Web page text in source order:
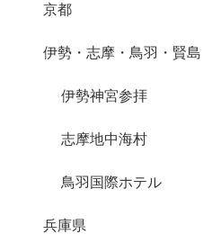
京都
伊勢・志摩・鳥羽・賢島
伊勢神宮参拝
志摩地中海村
鳥羽国際ホテル
兵庫県